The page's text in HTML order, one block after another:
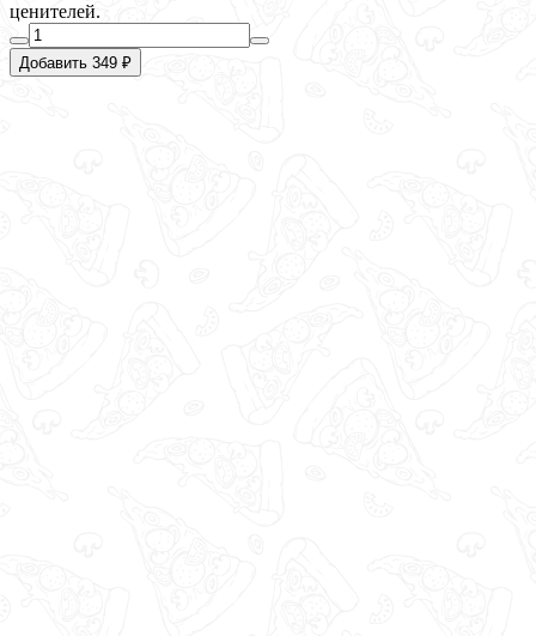
ценителей.
Добавить 349 ₽